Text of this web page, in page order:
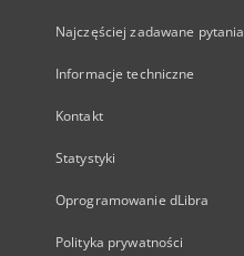
Najczęściej zadawane pytania
Informacje techniczne
Kontakt
Statystyki
Oprogramowanie dLibra
Polityka prywatności